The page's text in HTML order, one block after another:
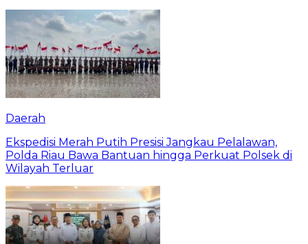
Daerah
Ekspedisi Merah Putih Presisi Jangkau Pelalawan,
Polda Riau Bawa Bantuan hingga Perkuat Polsek di
Wilayah Terluar